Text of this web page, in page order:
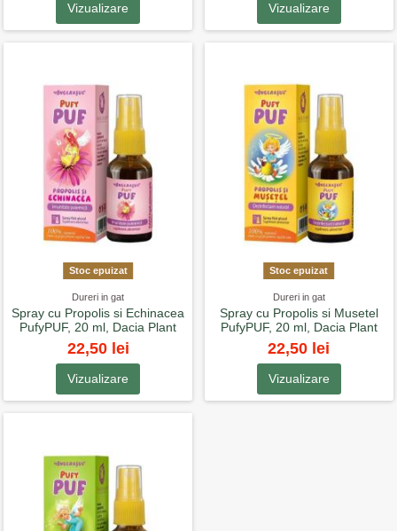
Vizualizare Vizualizare
Stoc epuizat
Dureri in gat
Spray cu Propolis si Echinacea
PufyPUF, 20 ml, Dacia Plant
22,50 lei
Vizualizare
Stoc epuizat
Dureri in gat
Spray cu Propolis si Musetel
PufyPUF, 20 ml, Dacia Plant
22,50 lei
Vizualizare